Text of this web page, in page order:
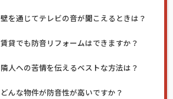
壁を通じてテレビの音が聞こえるときは？
賃貸でも防音リフォームはできますか？
隣人への苦情を伝えるベストな方法は？
どんな物件が防音性が高いですか？